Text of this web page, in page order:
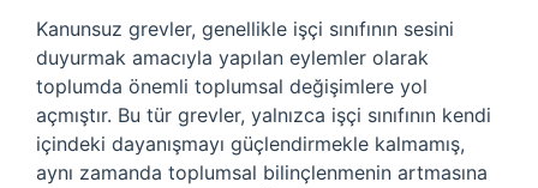
Kanunsuz grevler, genellikle işçi sınıfının sesini
duyurmak amacıyla yapılan eylemler olarak
toplumda önemli toplumsal değişimlere yol
açmıştır. Bu tür grevler, yalnızca işçi sınıfının kendi
içindeki dayanışmayı güçlendirmekle kalmamış,
aynı zamanda toplumsal bilinçlenmenin artmasına